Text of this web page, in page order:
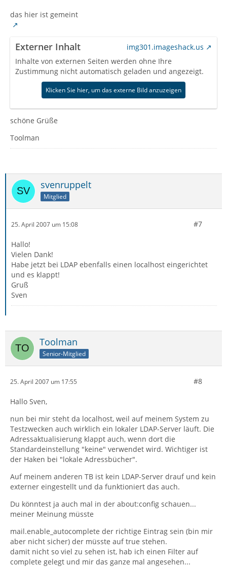
das hier ist gemeint
Externer Inhalt
img301.imageshack.us
Inhalte von externen Seiten werden ohne Ihre
Zustimmung nicht automatisch geladen und angezeigt.
Klicken Sie hier, um das externe Bild anzuzeigen
schöne Grüße
Toolman
svenruppelt
Mitglied
25. April 2007 um 15:08 #7
Hallo!
Vielen Dank!
Habe jetzt bei LDAP ebenfalls einen localhost eingerichtet
und es klappt!
Gruß
Sven
Toolman
Senior-Mitglied
25. April 2007 um 17:55 #8
Hallo Sven,
nun bei mir steht da localhost, weil auf meinem System zu
Testzwecken auch wirklich ein lokaler LDAP-Server läuft. Die
Adressaktualisierung klappt auch, wenn dort die
Standardeinstellung "keine" verwendet wird. Wichtiger ist
der Haken bei "lokale Adressbücher".
Auf meinem anderen TB ist kein LDAP-Server drauf und kein
externer eingestellt und da funktioniert das auch.
Du könntest ja auch mal in der about:config schauen...
meiner Meinung müsste
mail.enable_autocomplete der richtige Eintrag sein (bin mir
aber nicht sicher) der müsste auf true stehen.
damit nicht so viel zu sehen ist, hab ich einen Filter auf
complete gelegt und mir das ganze mal angesehen...